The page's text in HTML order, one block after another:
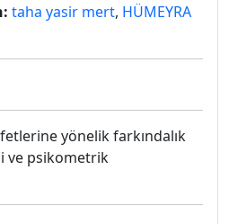
taha yasir mert, HÜMEYRA
yönelik farkındalık
ve psikometrik